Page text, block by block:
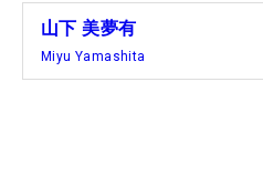
来季の目指すステージは米
ングには満足しておらず、
山下 美夢有
Miyu Yamashita